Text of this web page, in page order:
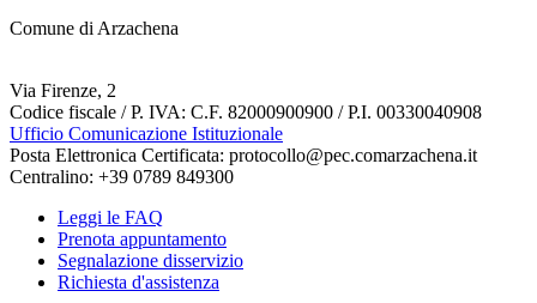
Comune di Arzachena
Via Firenze, 2
Codice fiscale / P. IVA: C.F. 82000900900 / P.I. 00330040908
Ufficio Comunicazione Istituzionale
Posta Elettronica Certificata: protocollo@pec.comarzachena.it
Centralino: +39 0789 849300
Leggi le FAQ
Prenota appuntamento
Segnalazione disservizio
Richiesta d'assistenza